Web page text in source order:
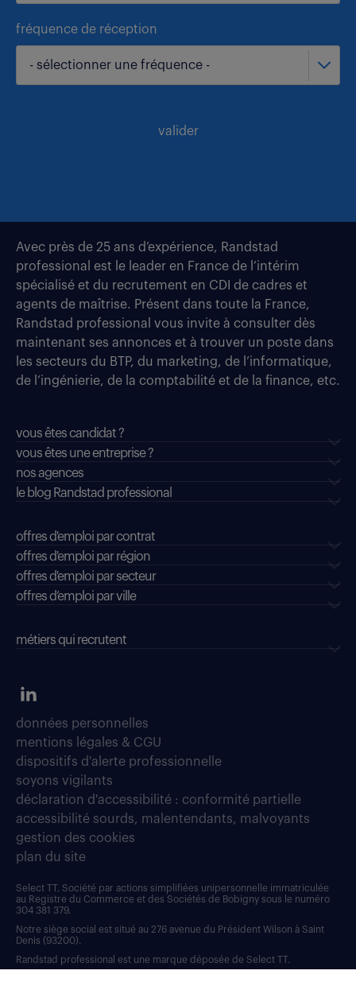
fréquence de réception
- sélectionner une fréquence -
valider
Avec près de 25 ans d’expérience, Randstad
professional est le leader en France de l’intérim
spécialisé et du recrutement en CDI de cadres et
agents de maîtrise. Présent dans toute la France,
Randstad professional vous invite à consulter dès
maintenant ses annonces et à trouver un poste dans
les secteurs du BTP, du marketing, de l’informatique,
de l’ingénierie, de la comptabilité et de la finance, etc.
vous êtes candidat ?
vous êtes une entreprise ?
nos agences
le blog Randstad professional
offres d'emploi par contrat
offres d'emploi par région
offres d'emploi par secteur
offres d’emploi par ville
métiers qui recrutent
données personnelles
mentions légales & CGU
dispositifs d'alerte professionnelle
soyons vigilants
déclaration d'accessibilité : conformité partielle
accessibilité sourds, malentendants, malvoyants
gestion des cookies
plan du site
Select TT, Société par actions simplifiées unipersonnelle immatriculée
au Registre du Commerce et des Sociétés de Bobigny sous le numéro
304 381 379.
Notre siège social est situé au 276 avenue du Président Wilson à Saint
Denis (93200).
Randstad professional est une marque déposée de Select TT.